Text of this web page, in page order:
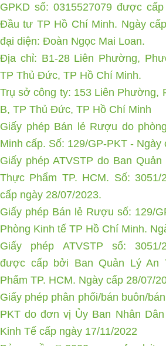
GPKD số: 0315527079 được
Đầu tư TP Hồ Chí Minh. Ngày
đại diện: Đoàn Ngọc Mai Loan.
Địa chỉ: B1-28 Liên Phường,
TP Thủ Đức, TP Hồ Chí Minh.
Trụ sở công ty: 153 Liên Phường,
B, TP Thủ Đức, TP Hồ Chí Minh
Giấy phép Bán lẻ Rượu do
Minh cấp. Số: 129/GP-PKT - Ngày
Giấy phép ATVSTP do Ban
Thực Phẩm TP. HCM. Số: 3051/
cấp ngày 28/07/2023.
Giấy phép Bán lẻ Rượu số: 129/
Phòng Kinh tế TP Hồ Chí Minh.
Giấy phép ATVSTP số: 3051/
được cấp bởi Ban Quản Lý An
Phẩm TP. HCM. Ngày cấp 28/07/
Giấy phép phân phối/bán buôn/
PKT do đơn vị Ủy Ban Nhân
Kinh Tế cấp ngày 17/11/2022